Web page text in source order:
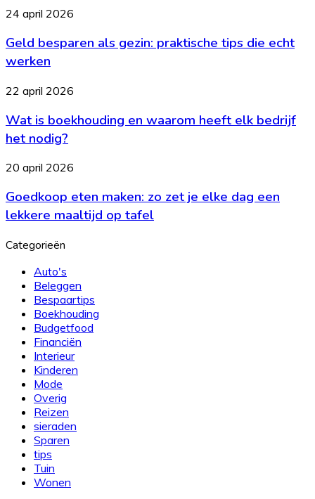
je
weten
Geld
als
gezin:
praktische
die
werken
24 april 2026
Geld besparen als gezin: praktische tips die echt
werken
Wat
boekhouding
en
waarom
elk
het
nodig?
22 april 2026
Wat is boekhouding en waarom heeft elk bedrijf
het nodig?
Goedkoop
maken:
zo
zet
elke
lekkere
maaltijd
20 april 2026
Goedkoop eten maken: zo zet je elke dag een
lekkere maaltijd op tafel
Categorieën
Auto's
Beleggen
Bespaartips
Boekhouding
Budgetfood
Financiën
Interieur
Kinderen
Mode
Overig
Reizen
sieraden
Sparen
tips
Tuin
Wonen